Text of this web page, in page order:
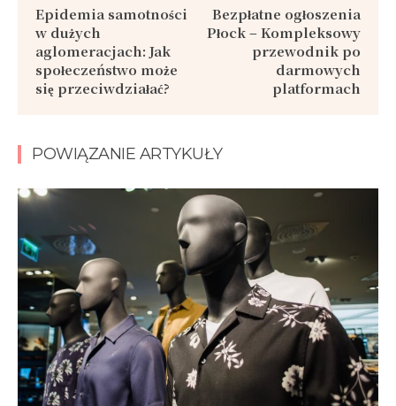
Epidemia samotności
w dużych
aglomeracjach: Jak
społeczeństwo może
się przeciwdziałać?
Bezpłatne ogłoszenia
Płock – Kompleksowy
przewodnik po
darmowych
platformach
POWIĄZANIE ARTYKUŁY